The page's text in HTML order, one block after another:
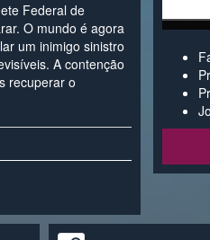
Federal de
O mundo é agora
um inimigo sinistro
A contenção
recuperar o